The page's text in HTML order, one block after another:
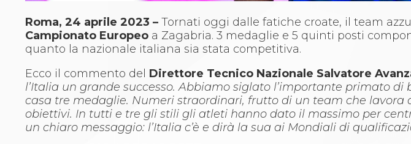
Galleria Fotografica
Video
Partners
FIJLKAM trasparente
Amministrazione
Avvisi
Gare d’Appalto
Whistleblowing
Roma, 24 aprile 2023 – Tornati oggi dalle fatiche croate, il team
Campionato Europeo a Zagabria. 3 medaglie e 5 quinti posti
quanto la nazionale italiana sia stata competitiva.
Ecco il commento del Direttore Tecnico Nazionale Salvatore
l’Italia un grande successo. Abbiamo siglato l’importante primato
casa tre medaglie. Numeri straordinari, frutto di un team che
obiettivi. In tutti e tre gli stili gli atleti hanno dato il massimo per
un chiaro messaggio: l’Italia c’è e dirà la sua ai Mondiali di